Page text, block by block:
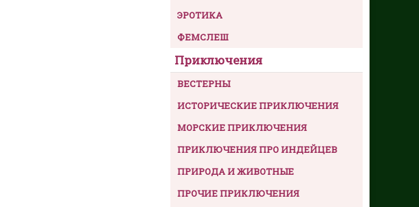
ЭРОТИКА
ФЕМСЛЕШ
Приключения
ВЕСТЕРНЫ
ИСТОРИЧЕСКИЕ ПРИКЛЮЧЕНИЯ
МОРСКИЕ ПРИКЛЮЧЕНИЯ
ПРИКЛЮЧЕНИЯ ПРО ИНДЕЙЦЕВ
ПРИРОДА И ЖИВОТНЫЕ
ПРОЧИЕ ПРИКЛЮЧЕНИЯ